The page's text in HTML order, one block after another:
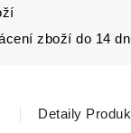
zboží do 14
Detaily